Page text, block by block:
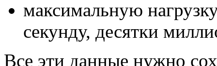
максимальную
секунду, десятки
Все эти данные нужно